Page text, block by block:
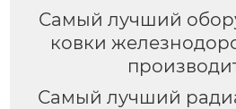
Самый лучший
ковки
Самый лучший